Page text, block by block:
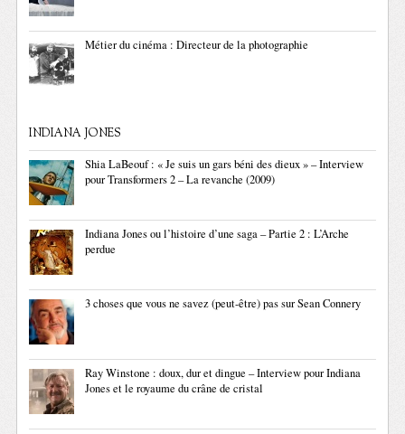
Métier du cinéma : Directeur de la photographie
INDIANA JONES
Shia LaBeouf : « Je suis un gars béni des dieux » – Interview
pour Transformers 2 – La revanche (2009)
Indiana Jones ou l’histoire d’une saga – Partie 2 : L’Arche
perdue
3 choses que vous ne savez (peut-être) pas sur Sean Connery
Ray Winstone : doux, dur et dingue – Interview pour Indiana
Jones et le royaume du crâne de cristal